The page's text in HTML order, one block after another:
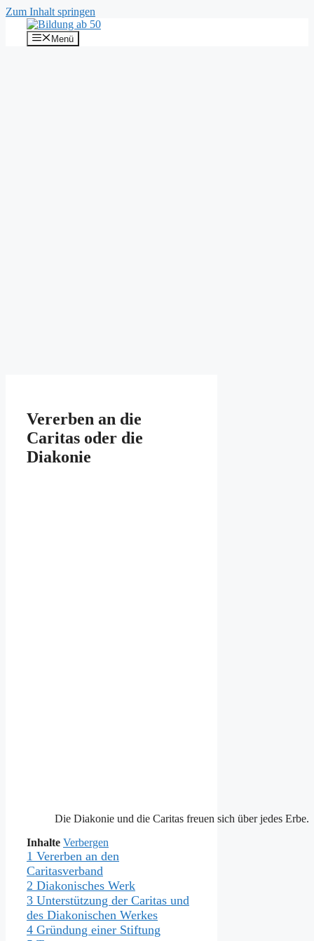
Zum Inhalt springen
Menü
Vererben an die
Caritas oder die
Diakonie
Die Diakonie und die Caritas freuen sich über jedes Erbe.
Inhalte Verbergen
1 Vererben an den
Caritasverband
2 Diakonisches Werk
3 Unterstützung der Caritas und
des Diakonischen Werkes
4 Gründung einer Stiftung